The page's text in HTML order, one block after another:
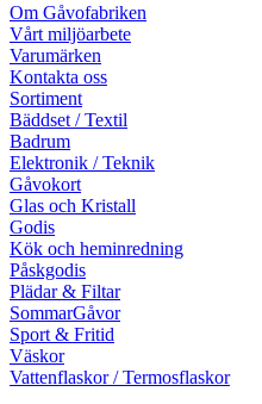
Om Gåvofabriken
Vårt miljöarbete
Varumärken
Kontakta oss
Sortiment
Bäddset / Textil
Badrum
Elektronik / Teknik
Gåvokort
Glas och Kristall
Godis
Kök och heminredning
Påskgodis
Plädar & Filtar
SommarGåvor
Sport & Fritid
Väskor
Vattenflaskor / Termosflaskor